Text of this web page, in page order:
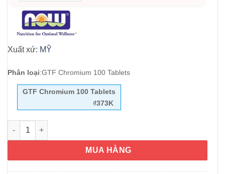
Xuất xứ: MỸ
Phân loại:GTF Chromium 100 Tablets
GTF Chromium 100 Tablets
₫373K
Viên uống hỗ trợ đường huyết Now GTF Chromium 200 mcg
MUA HÀNG